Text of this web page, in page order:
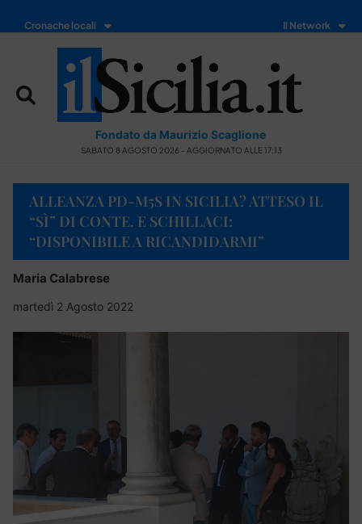
Cronache locali Il Network
Fondato da Maurizio Scaglione
SABATO 8 AGOSTO 2026 - AGGIORNATO ALLE 17:13
ALLEANZA PD-M5S IN SICILIA? ATTESO IL
“SÌ” DI CONTE. E SCHILLACI:
“DISPONIBILE A RICANDIDARMI”
Maria Calabrese
martedì 2 Agosto 2022